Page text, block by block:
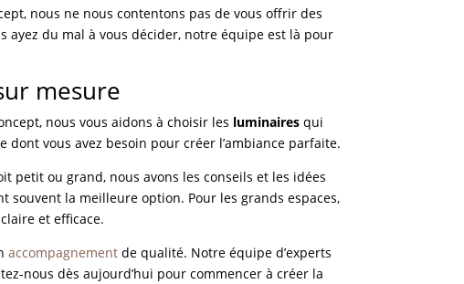
nous ne nous contentons pas de vous offrir des
ayez du mal à vous décider, notre équipe est là pour
mesure
nous vous aidons à choisir les luminairesqui
vous avez besoin pour créer l’ambiance parfaite.
petit ou grand, nous avons les conseils et les idées
souvent la meilleure option. Pour les grands espaces,
et efficace.
accompagnementde qualité. Notre équipe d’experts
nous dès aujourd’hui pour commencer à créer la